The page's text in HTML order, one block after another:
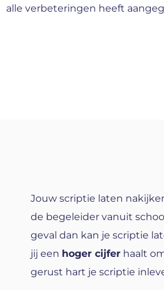
alle verbeteringen heeft
Jouw scriptie laten
de begeleider vanuit
geval dan kan je scriptie
jij een hoger cijfer haalt
gerust hart je scriptie